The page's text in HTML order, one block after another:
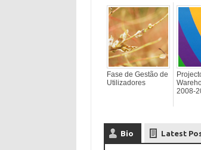
Fase de Gestão de
Utilizadores
2008-
Bio Latest